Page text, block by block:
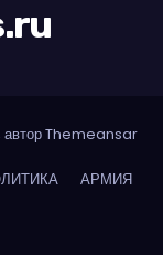
Themeansar
АРМИЯ